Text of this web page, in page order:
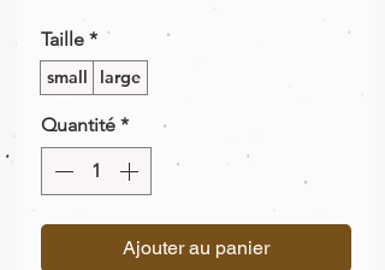
Taille *
small large
Quantité *
Ajouter au panier